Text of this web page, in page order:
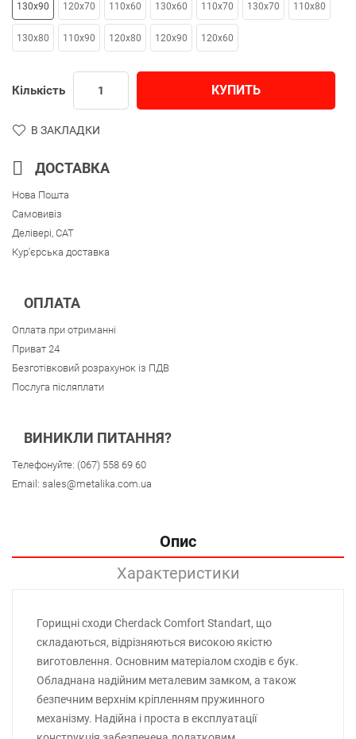
130x90 120х70 110x60 130x60 110x70 130x70 110x80
130x80 110x90 120x80 120x90 120х60
Кількість КУПИТЬ
В ЗАКЛАДКИ
ДОСТАВКА
Нова Пошта
Самовивіз
Делівері, CAT
Кур'єрська доставка
ОПЛАТА
Оплата при отриманні
Приват 24
Безготівковий розрахунок із ПДВ
Послуга післяплати
ВИНИКЛИ ПИТАННЯ?
Телефонуйте: (067) 558 69 60
Email: sales@metalika.com.ua
Опис
Характеристики
Горищні сходи Cherdack Comfort Standart, що
складаються, відрізняються високою якістю
виготовлення. Основним матеріалом сходів є бук.
Обладнана надійним металевим замком, а також
безпечним верхнім кріпленням пружинного
механізму. Надійна і проста в експлуатації